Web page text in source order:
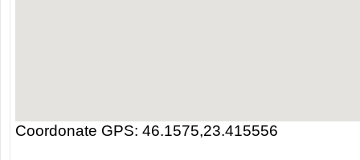
Coordonate GPS: 46.1575,23.415556